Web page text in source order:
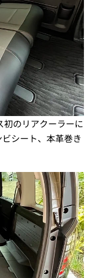
初のリアクーラーに
シート、本革巻き